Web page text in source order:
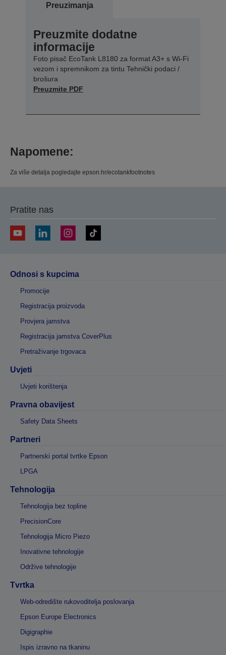
Preuzimanja
Preuzmite dodatne
informacije
Foto pisač EcoTank L8180 za format A3+ s Wi-Fi
vezom i spremnikom za tintu Tehnički podaci /
brošura
Preuzmite PDF
Napomene:
Za više detalja pogledajte epson.hr/ecotankfootnotes
Pratite nas
Odnosi s kupcima
Promocije
Registracija proizvoda
Provjera jamstva
Registracija jamstva CoverPlus
Pretraživanje trgovaca
Uvjeti
Uvjeti korištenja
Pravna obavijest
Safety Data Sheets
Partneri
Partnerski portal tvrtke Epson
LPGA
Tehnologija
Tehnologija bez topline
PrecisionCore
Tehnologija Micro Piezo
Inovativne tehnologije
Održive tehnologije
Tvrtka
Web-odredište rukovoditelja poslovanja
Epson Europe Electronics
Digigraphie
Ispis izravno na tkaninu